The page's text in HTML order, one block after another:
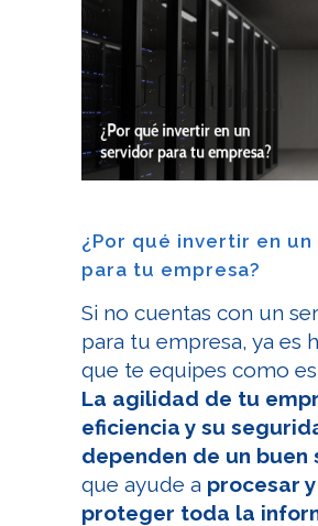
¿Por qué invertir en un
para tu empresa?
Si no cuentas con un
para tu empresa, ya es
que te equipes como
La agilidad de tu
eficiencia y su
dependen de un buen
que ayude a procesar y
proteger toda la